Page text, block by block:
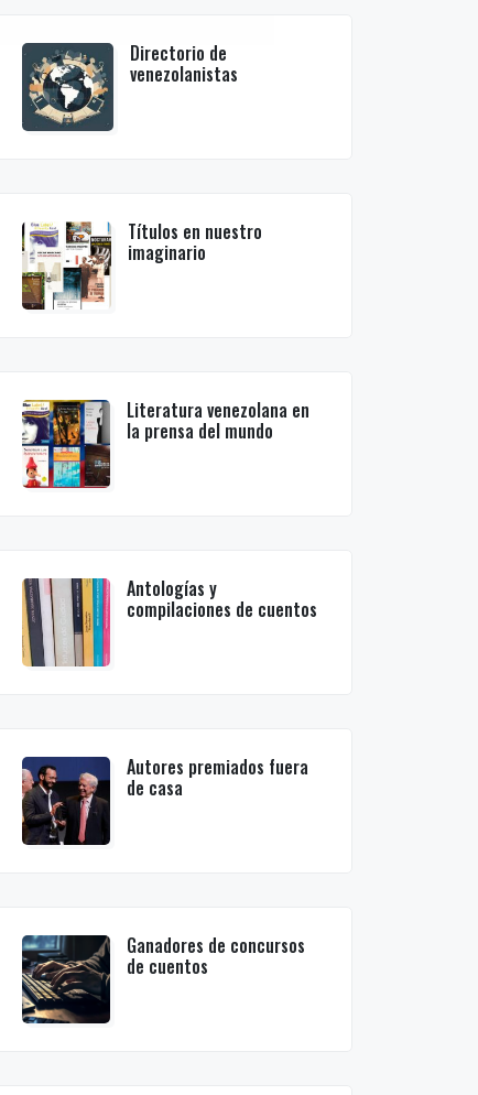
Directorio de
venezolanistas
Títulos en nuestro
imaginario
Literatura venezolana en
la prensa del mundo
Antologías y
compilaciones de cuentos
Autores premiados fuera
de casa
Ganadores de concursos
de cuentos